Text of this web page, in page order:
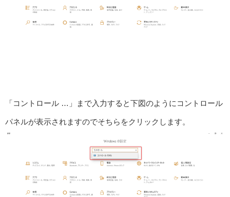
「コントロール …」まで入力すると下図のようにコントロール
パネルが表示されますのでそちらをクリックします。